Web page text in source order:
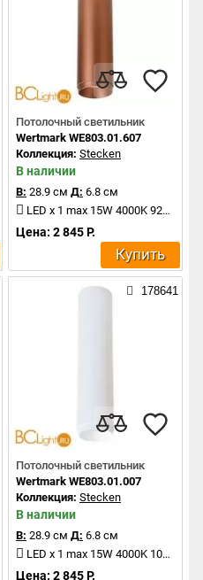
Потолочный светильник
Wertmark WE803.01.607
Коллекция: Stecken
В наличии
В: 28.9 см Д: 6.8 см
LED x 1 max 15W 4000K 920Lm
Цена: 2 845 Р.
Купить
178641
Потолочный светильник
Wertmark WE803.01.007
Коллекция: Stecken
В наличии
В: 28.9 см Д: 6.8 см
LED x 1 max 15W 4000K 1050Lm
Цена: 2 845 Р.